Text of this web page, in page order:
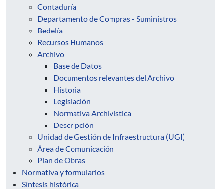
Contaduría
Departamento de Compras - Suministros
Bedelía
Recursos Humanos
Archivo
Base de Datos
Documentos relevantes del Archivo
Historia
Legislación
Normativa Archivística
Descripción
Unidad de Gestión de Infraestructura (UGI)
Área de Comunicación
Plan de Obras
Normativa y formularios
Síntesis histórica